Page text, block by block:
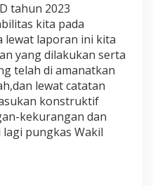
tahun 2023
kita pada
lewat laporan ini kita
yang dilakukan serta
telah di amanatkan
lewat catatan
konstruktif
kekurangan dan
pungkas Wakil